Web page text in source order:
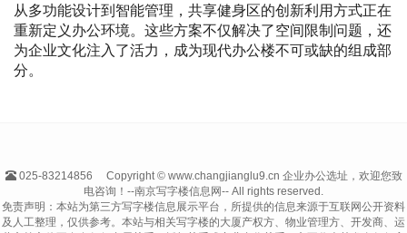
从多功能设计到智能管理，共享健身区的创新利用方式正在
重新定义办公环境。这些方案不仅解决了空间限制问题，还
为企业文化注入了活力，成为现代办公楼不可或缺的组成部
分。
025-83214856
Copyright © www.changjianglu9.cn 企业办公选址，欢迎您致
电咨询！--南京写字楼信息网-- All rights reserved.
免责声明：本站为第三方写字楼信息展示平台，所提供的信息来源于互联网公开资料
及人工整理，仅供参考。本站与相关写字楼的大厦产权方、物业管理方、开发商、运